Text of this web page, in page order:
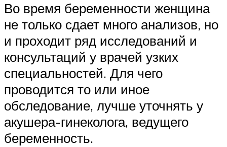
Во время беременности женщина
не только сдает много анализов, но
и проходит ряд исследований и
консультаций у врачей узких
специальностей. Для чего
проводится то или иное
обследование, лучше уточнять у
акушера-гинеколога, ведущего
беременность.